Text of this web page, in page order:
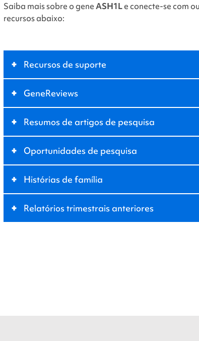
Saiba mais sobre o geneASH1Le conecte-se com
recursos abaixo:
+ Recursos de suporte
+ GeneReviews
+ Resumos de artigos de pesquisa
+ Oportunidades de pesquisa
+ Histórias de família
+ Relatórios trimestrais anteriores